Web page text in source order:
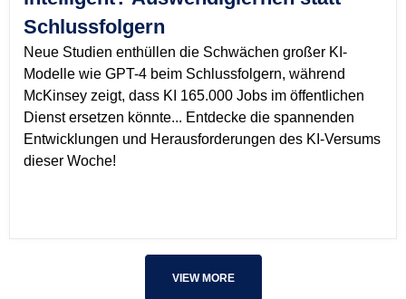
Schlussfolgern
Neue Studien enthüllen die Schwächen großer KI-
Modelle wie GPT-4 beim Schlussfolgern, während
McKinsey zeigt, dass KI 165.000 Jobs im öffentlichen
Dienst ersetzen könnte... Entdecke die spannenden
Entwicklungen und Herausforderungen des KI-Versums
dieser Woche!
VIEW MORE